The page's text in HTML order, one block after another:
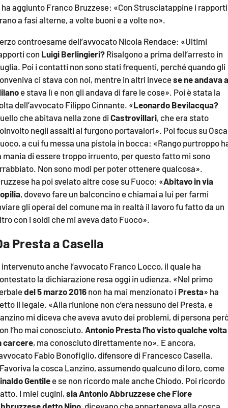
ha aggiunto Franco Bruzzese: «Con Strusciatappine i rapporti
a fasi alterne, a volte buoni e a volte no».
controesame dell’avvocato Nicola Rendace: «Ultimi
con Luigi Berlingieri? Risalgono a prima dell’arresto in
Poi i contatti non sono stati frequenti, perché quando gli
ci stava con noi, mentre in altri invecese ne andava a
e stava lì e non gli andava di fare le cose». Poi è stata la
dell’avvocato Filippo Cinnante. «Leonardo Bevilacqua?
che abitava nella zone diCastrovillari, che era stato
negli assalti ai furgono portavalori». Poi focus su
a cui fu messa una pistola in bocca: «Rango purtroppo
mania di essere troppo irruento, per questo fatto mi sono
Non sono modi per poter ottenere qualcosa».
ha poi svelato altre cose su Fuoco: «Abitavo in via
, dovevo fare un balconcino e chiamai a lui per farmi
gli operai del comune ma in realtà il lavoro fu fatto da un
con i soldi che mi aveva dato Fuoco».
Presta a Casella
intervenuto anche l’avvocato Franco Locco, il quale ha
la dichiarazione resa oggi in udienza. «Nel primo
del 5 marzo 2016 non ha mai menzionato i Presta» ha
il legale. «Alla riunione non c’era nessuno dei Presta, e
mi diceva che aveva avuto dei problemi, di persona
l’ho mai conosciuto. Antonio Presta l’ho visto qualche volta
carcere, ma conosciuto direttamente no». E ancora,
Fabio Bonofiglio, difensore di Francesco Casella.
la cosca Lanzino, assumendo qualcuno di loro, come
Gentilee se non ricordo male anche Chiodo. Poi ricordo
I miei cugini, sia Antonio Abbruzzese che Fiore